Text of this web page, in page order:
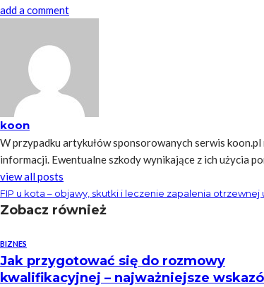
add a comment
koon
W przypadku artykułów sponsorowanych serwis
informacji. Ewentualne szkody wynikające z ich użycia
view all posts
FIP u kota – objawy, skutki i leczenie zapalenia otrzewnej
Zobacz również
BIZNES
Jak przygotować się do rozmowy
kwalifikacyjnej – najważniejsze